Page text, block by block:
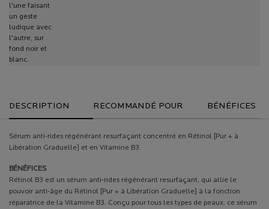
DESCRIPTION RECOMMANDÉ POUR BÉNÉFICES
Sérum anti-rides régénérant resurfaçant concentré en Rétinol [Pur + à
Libération Graduelle] et en Vitamine B3.
BÉNÉFICES
Rétinol B3 est un sérum anti-rides régénérant resurfaçant, qui allie le
pouvoir anti-âge du Rétinol [Pur + à Libération Graduelle] à la fonction
réparatrice de la Vitamine B3. Conçu pour tous les types de peaux, ce sérum